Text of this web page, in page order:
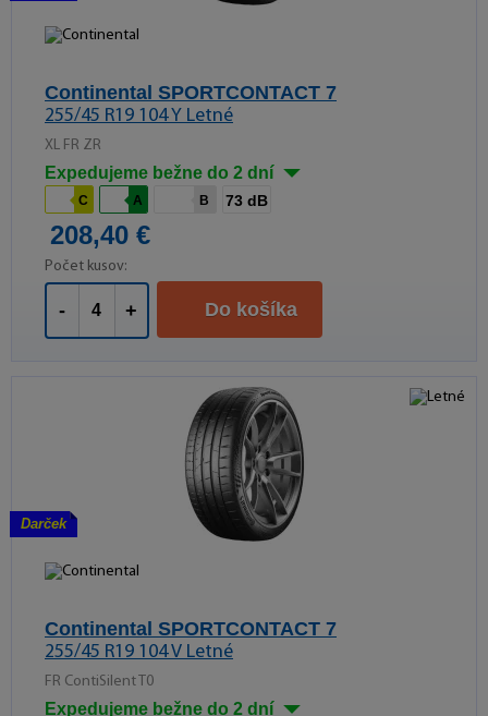
Continental SPORTCONTACT 7
255/45 R19 104 Y Letné
XL FR ZR
Expedujeme bežne do 2 dní
C A B 73 dB
208,40 €
Počet kusov:
- + Do košíka
Darček
Continental SPORTCONTACT 7
255/45 R19 104 V Letné
FR ContiSilent T0
Expedujeme bežne do 2 dní